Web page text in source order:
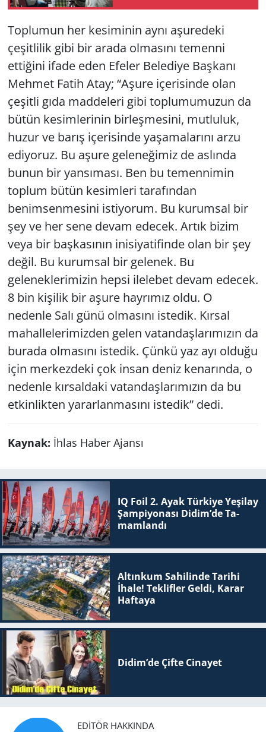
Toplumun her kesiminin aynı aşuredeki
çeşitlilik gibi bir arada olmasını temenni
ettiğini ifade eden Efeler Belediye Başkanı
Mehmet Fatih Atay; “Aşure içerisinde olan
çeşitli gıda maddeleri gibi toplumumuzun da
bütün kesimlerinin birleşmesini, mutluluk,
huzur ve barış içerisinde yaşamalarını arzu
ediyoruz. Bu aşure geleneğimiz de aslında
bunun bir yansıması. Ben bu temennimin
toplum bütün kesimleri tarafından
benimsenmesini istiyorum. Bu kurumsal bir
şey ve her sene devam edecek. Artık bizim
veya bir başkasının inisiyatifinde olan bir şey
değil. Bu kurumsal bir gelenek. Bu
geleneklerimizin hepsi ilelebet devam edecek.
8 bin kişilik bir aşure hayrımız oldu. O
nedenle Salı günü olmasını istedik. Kırsal
mahallelerimizden gelen vatandaşlarımızın da
burada olmasını istedik. Çünkü yaz ayı olduğu
için merkezdeki çok insan deniz kenarında, o
nedenle kırsaldaki vatandaşlarımızın da bu
etkinlikten yararlanmasını istedik” dedi.
Kaynak: İhlas Haber Ajansı
IQ Foil 2. Ayak Tür­ki­ye Ye­şi­lay
Şam­pi­yo­na­sı Didim’de Ta­
mam­lan­dı
Altınkum Sahilinde Tarihi
İhale! Teklifler Geldi, Karar
Haftaya
Didim’de Çifte Ci­na­yet
EDITÖR HAKKINDA